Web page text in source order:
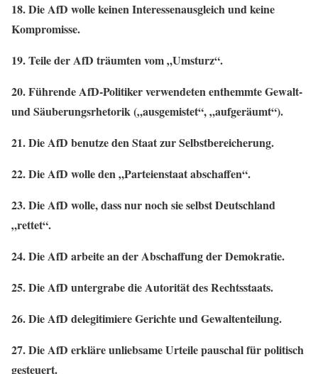
18. Die AfD wolle keinen Interessenausgleich und keine
Kompromisse.
19. Teile der AfD träumten vom „Umsturz“.
20. Führende AfD-Politiker verwendeten enthemmte Gewalt-
und Säuberungsrhetorik („ausgemistet“, „aufgeräumt“).
21. Die AfD benutze den Staat zur Selbstbereicherung.
22. Die AfD wolle den „Parteienstaat abschaffen“.
23. Die AfD wolle, dass nur noch sie selbst Deutschland
„rettet“.
24. Die AfD arbeite an der Abschaffung der Demokratie.
25. Die AfD untergrabe die Autorität des Rechtsstaats.
26. Die AfD delegitimiere Gerichte und Gewaltenteilung.
27. Die AfD erkläre unliebsame Urteile pauschal für politisch
gesteuert.